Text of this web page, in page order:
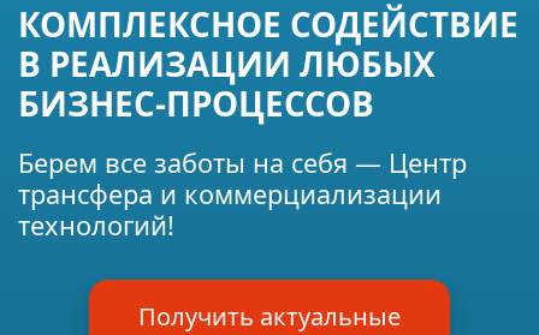
КОМПЛЕКСНОЕ СОДЕЙСТВИЕ
В РЕАЛИЗАЦИИ ЛЮБЫХ
БИЗНЕС-ПРОЦЕССОВ
Берем все заботы на себя — Центр
трансфера и коммерциализации
технологий!
Получить актуальные